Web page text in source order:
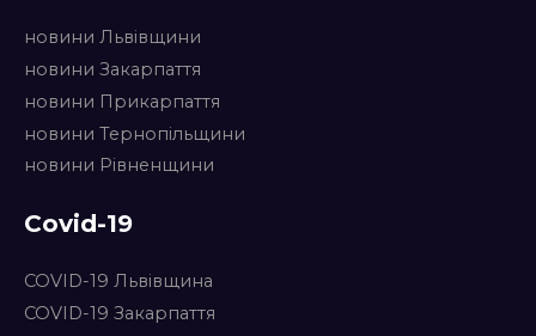
новини Львівщини
новини Закарпаття
новини Прикарпаття
новини Тернопільщини
новини Рівненщини
Covid-19
COVID-19 Львівщина
COVID-19 Закарпаття